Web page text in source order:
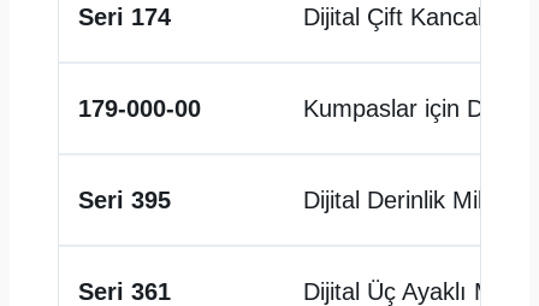
Seri 174 Dijital Çift Kancalı
179-000-00 Kumpaslar için
Seri 395 Dijital Derinlik
Seri 361 Dijital Üç Ayaklı